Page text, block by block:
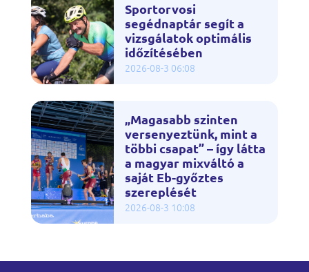
Sportorvosi
segédnaptár segít a
vizsgálatok optimális
időzítésében
2026-08-3 06:08
„Magasabb szinten
versenyeztünk, mint a
többi csapat” – így látta
a magyar mixváltó a
saját Eb-győztes
szereplését
2026-08-3 10:08